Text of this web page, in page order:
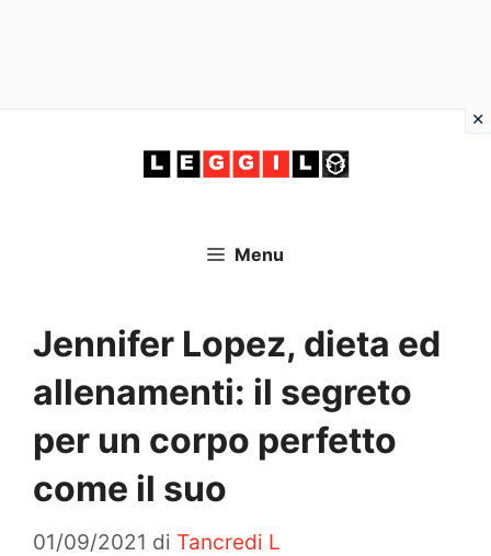
Menu
Jennifer Lopez, dieta ed
allenamenti: il segreto
per un corpo perfetto
come il suo
01/09/2021 di Tancredi L